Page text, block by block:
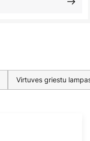
Virtuves griestu